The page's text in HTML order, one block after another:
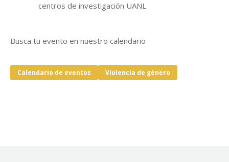
centros de investigación UANL
Busca tu evento en nuestro calendario
Calendario de eventos Violencia de género